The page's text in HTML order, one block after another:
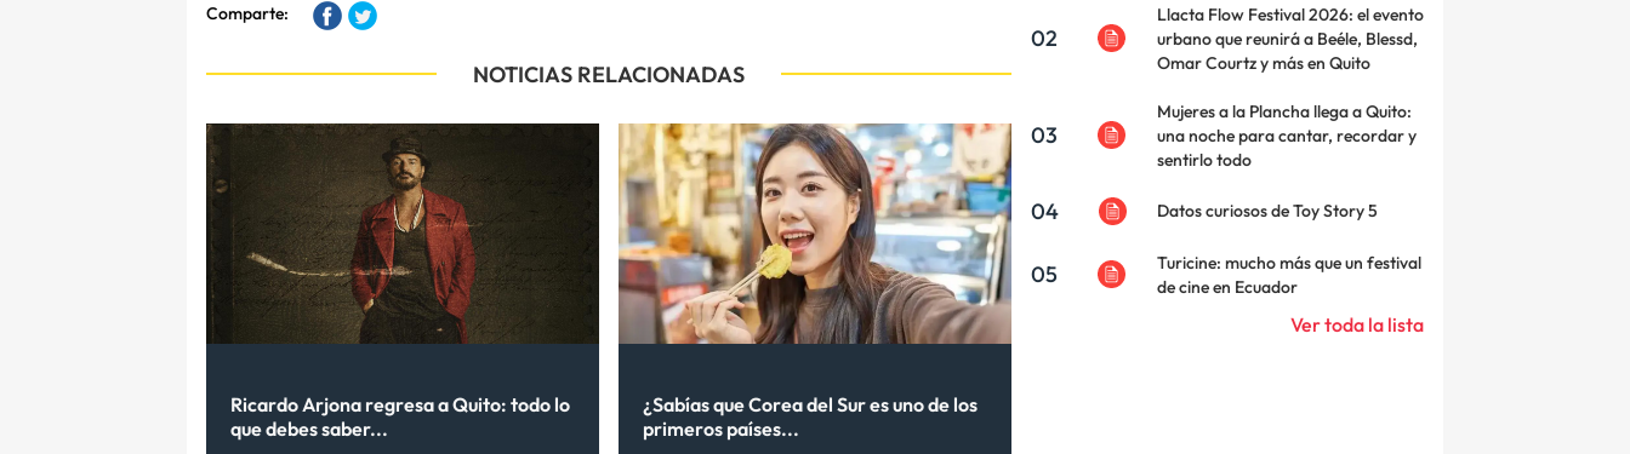
Comparte:
NOTICIAS RELACIONADAS
Ricardo Arjona regresa a Quito: todo lo
que debes saber...
¿Sabías que Corea del Sur es uno de los
primeros países...
02
Llacta Flow Festival 2026: el evento
urbano que reunirá a Beéle, Blessd,
Omar Courtz y más en Quito
03
Mujeres a la Plancha llega a Quito:
una noche para cantar, recordar y
sentirlo todo
04 Datos curiosos de Toy Story 5
05
Turicine: mucho más que un festival
de cine en Ecuador
Ver toda la lista